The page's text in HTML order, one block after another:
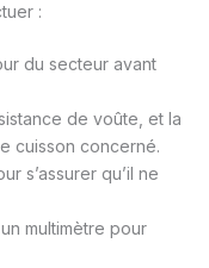
:
du secteur avant
de voûte, et la
cuisson concerné.
s’assurer qu’il ne
multimètre pour